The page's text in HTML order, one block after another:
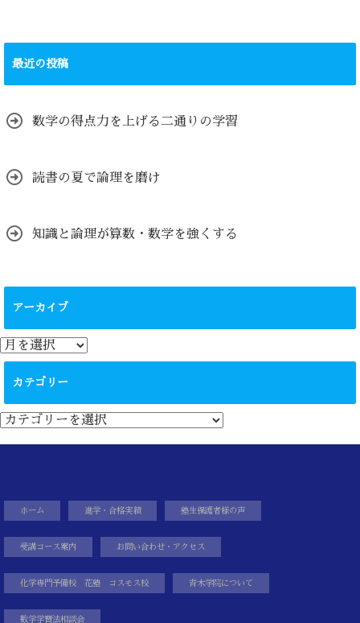
最近の投稿
数学の得点力を上げる二通りの学習
読書の夏で論理を磨け
知識と論理が算数・数学を強くする
アーカイブ
ア
ー
カテゴリー
カ
テ
ゴ
ホーム 進学・合格実績 塾生保護者様の声
受講コース案内 お問い合わせ・アクセス
化学専門予備校 花塾 コスモス校 青木学院について
数学学習法相談会